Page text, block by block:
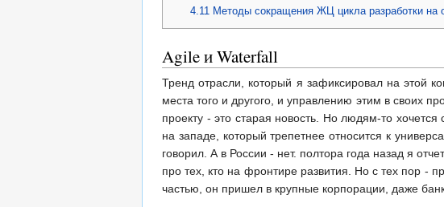
4.11 Методы сокращения ЖЦ цикла разработки
Agile и Waterfall
Тренд отрасли, который я зафиксировал на этой
места того и другого, и управлению этим в своих
проекту - это старая новость. Но людям-то
на западе, который трепетнее относится к
говорил. А в России - нет. полтора года назад я
про тех, кто на фронтире развития. Но с тех пор -
частью, он пришел в крупные корпорации, даже